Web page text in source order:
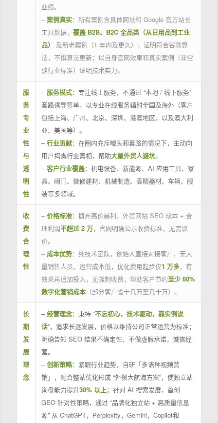
业绩。
– 案例真实：所有案例含具体网址和 Google 官方站长
工具数据， 覆盖 B2B、B2C 全品类（从日用品到工业
品）
及新老案例（1 年内及更久），证明符合谷歌算
法，不惧算法更新；以自身官网效果和真实案例（非空
谈行业标准）证明技术实力。
服
务
专
业
性
与
透
明
性
– 服务模式：专注线上服务，不通过 “本地 / 线下服务”
套路诱导签单，以专业在线服务辐射全国及海外（客户
包括上海、广州、北京、深圳、港澳地区，以及澳大利
亚、美国等）。
–行业贡献：在圈内充斥噱头和套路的情况下，主动向
用户揭露行业真相，帮助大量外贸人避坑。
–客户行业覆盖：机电设备、新能源、AI 应用工具、家
具、阀门、装修建材、机械制造、高精器材、车辆、服
装等多领域。
收
费
合
理
性
– 价格标准：摒弃高价暴利，外贸网站 SEO 成本 + 合
理利润不超过 2 万，官网明确公示收费标准，无需议
价。
– 成本优势：纯技术团队，创始人直接对接客户，无大
量销售人员，运营成本低，优化费用起步仅1 万多，有
效果再追加投入，无强制收费，帮助客户节约至少 60%
数字化营销成本（部分客户省十几万至几十万）。
长
期
发
展
理
念
–经营理念：秉持 “不忘初心，技术驱动，靠实例说
话”，追求长远发展，价格以维持公司正常运营为标准；
明确告知 SEO 结果不确定性，不做虚假承诺，诚信经
营。
–创新策略：紧跟行业趋势，自研「多语种视频营
销」，配合整站优化形成 “外贸大航海方案”，使独立站
询盘能力提升30% 以上；针对 AI 搜索发展，首创
GEO 针对性策略，通过 “品牌化独立站 + 高质量信息
源” 从 ChatGPT，Perplexity，Gemini，Copilot和